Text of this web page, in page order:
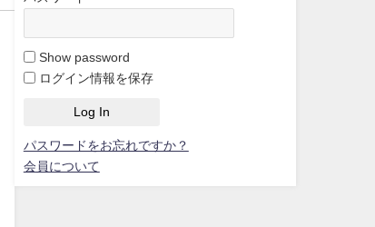
Show password
ログイン情報を保存
パスワードをお忘れですか？
会員について